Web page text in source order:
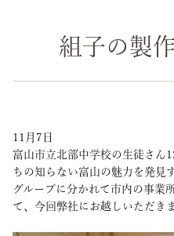
組子の製
11月7日
富山市立北部中学校の生徒さん
ちの知らない富山の魅力を発見
グループに分かれて市内の事業
て、今回弊社にお越しいただき